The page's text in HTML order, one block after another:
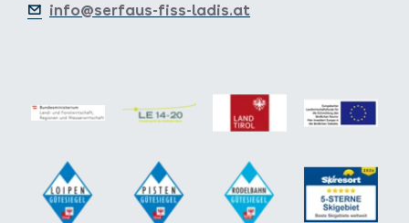
info@serfaus-fiss-ladis.at